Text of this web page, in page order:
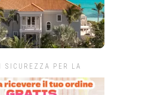
SICUREZZA PER LA